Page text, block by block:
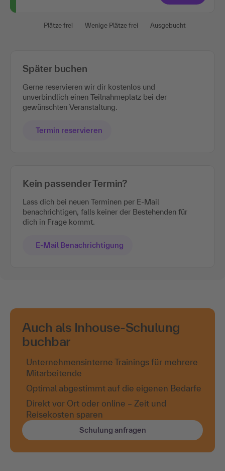
Plätze frei Wenige Plätze frei Ausgebucht
Später buchen
Gerne reservieren wir dir kostenlos und
unverbindlich einen Teilnahmeplatz bei der
gewünschten Veranstaltung.
Termin reservieren
Kein passender Termin?
Lass dich bei neuen Terminen per E-Mail
benachrichtigen, falls keiner der Bestehenden für
dich in Frage kommt.
E-Mail Benachrichtigung
Auch als Inhouse-Schulung
buchbar
Unternehmensinterne Trainings für mehrere
Mitarbeitende
Optimal abgestimmt auf die eigenen Bedarfe
Direkt vor Ort oder online – Zeit und
Reisekosten sparen
Schulung anfragen